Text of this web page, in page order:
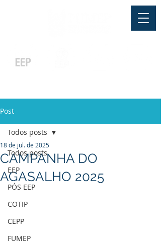
Post
Todos posts
EEP
PÓS EEP
COTIP
CEPP
FUMEP
Todos posts
CAMPANHA DO
AGASALHO 2025
18 de jul. de 2025